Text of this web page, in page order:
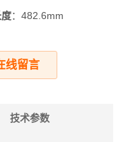
：482.6mm
线留言
技术参数